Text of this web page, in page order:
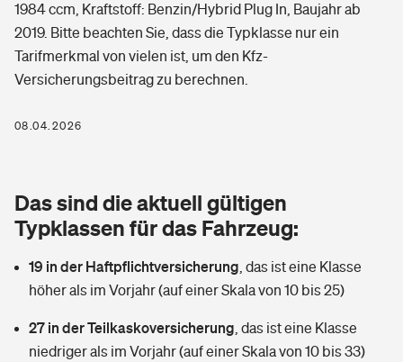
Arbeitsrechtsschutz
Berufshaftpflichtversicherung
Rentenrechner: Wie viel Geld bekomme ich im Alter?
Wer versichert was: Jetzt Versicherer finden
Sie haben Fragen?
Photovoltaik
Vermieterrrechtsschutz
Mietkautionsversicherung
Restkreditversicherung
Pri­vate Haft­pflicht­
Rechts­schutz­ver­si­che­rung
Fahrradversicherung
Kinderunfall­ver­si­che­rung
Kinderinvalidität
Hundehalter-Haftpflicht
Gesundheit
Dread-Disease-Versicherung
Tierkrankenversicherung
Zur Übersicht
Tools
1984 ccm, Kraftstoff: Benzin/Hybrid Plug In, Baujahr ab
2019. Bitte beachten Sie, dass die Typklasse nur ein
Tarifmerkmal von vielen ist, um den Kfz-
Versicherungsbeitrag zu berechnen.
08.04.2026
Das sind die aktuell gültigen
Typklassen für das Fahrzeug:
19 in der Haftpflichtversicherung das ist eine Klasse
höher als im Vorjahr (auf einer Skala von 10 bis 25)
27 in der Teilkaskoversicherung das ist eine Klasse
niedriger als im Vorjahr (auf einer Skala von 10 bis 33)